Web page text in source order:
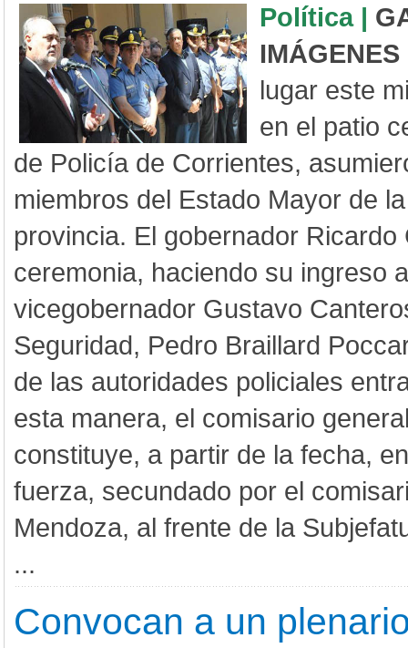
Política |
IMÁGENES
lugar este
en el patio
de Policía de Corrientes,
miembros del Estado Mayor de
provincia. El gobernador Ricardo
ceremonia, haciendo su ingreso
vicegobernador Gustavo
Seguridad, Pedro Braillard
de las autoridades policiales
esta manera, el comisario
constituye, a partir de la fecha,
fuerza, secundado por el
Mendoza, al frente de la
...
Convocan a un